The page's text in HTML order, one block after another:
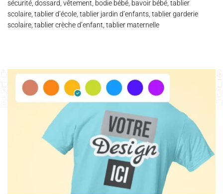
sécurité, dossard, vêtement, bodie bébé, bavoir bébé, tablier
scolaire, tablier d’école, tablier jardin d’enfants, tablier garderie
scolaire, tablier crèche d’enfant, tablier maternelle